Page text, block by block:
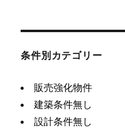
条件別カテゴリー
販売強化物件
建築条件無し
設計条件無し